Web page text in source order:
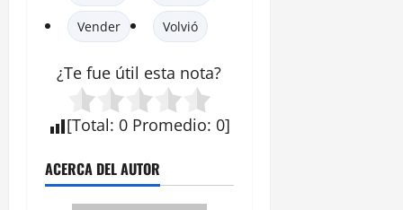
Vender Volvió
¿Te fue útil esta nota?
[Total: 0 Promedio: 0]
ACERCA DEL AUTOR